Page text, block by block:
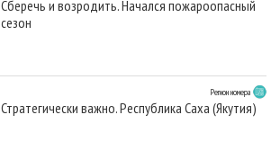
Сберечь и возродить. Начался пожароопасный
сезон
Регион номера
Стратегически важно. Республика Саха (Якутия)